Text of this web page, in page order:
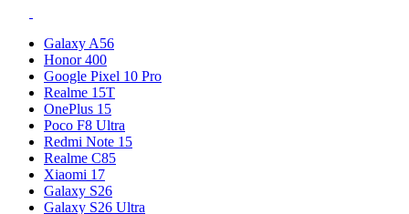
Galaxy A56
Honor 400
Google Pixel 10 Pro
Realme 15T
OnePlus 15
Poco F8 Ultra
Redmi Note 15
Realme C85
Xiaomi 17
Galaxy S26
Galaxy S26 Ultra